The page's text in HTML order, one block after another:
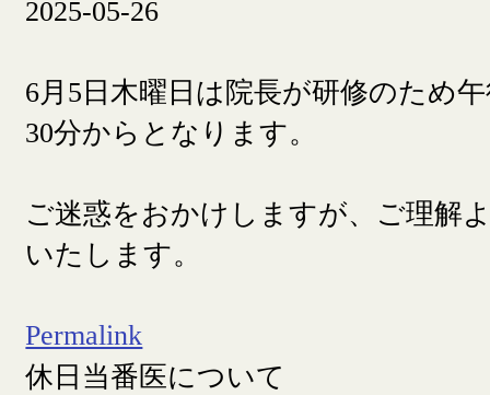
2025-05-26
6月5日木曜日は院長が研修のため
30分からとなります。
ご迷惑をおかけしますが、ご理解
いたします。
Permalink
休日当番医について